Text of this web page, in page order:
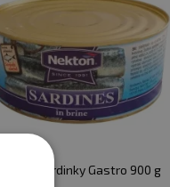
Nekton Sardinky Gastro 900 g